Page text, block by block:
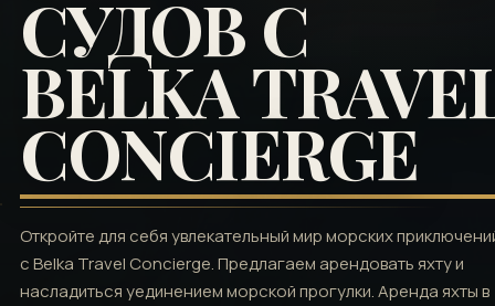
СУДОВ С
BELKA
CONCIERGE
Откройте для себя увлекательный мир морских
с Belka Travel Concierge. Предлагаем арендовать яхту и
насладиться уединением морской прогулки. Аренда яхты в